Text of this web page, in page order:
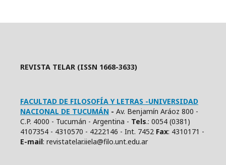
REVISTA TELAR (ISSN 1668-3633)
FACULTAD DE FILOSOFÍA Y LETRAS -UNIVERSIDAD
NACIONAL DE TUCUMÁN - Av. Benjamín Aráoz 800 -
C.P. 4000 - Tucumán - Argentina - Tels.: 0054 (0381)
4107354 - 4310570 - 4222146 - Int. 7452 Fax: 4310171 -
E-mail: revistatelar.iiela@filo.unt.edu.ar